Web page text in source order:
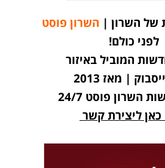
של השרון | השרון פוסט
לפני כולם!
המוביל באיזור
| מאז 2013
השרון פוסט 24/7
כאן ליצירת קשר